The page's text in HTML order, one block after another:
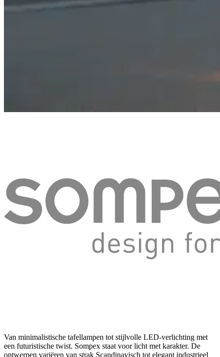
Van minimalistische tafellampen tot stijlvolle LED-verlichting met
een futuristische twist. Sompex staat voor licht met karakter. De
ontwerpen variëren van strak Scandinavisch tot elegant industrieel